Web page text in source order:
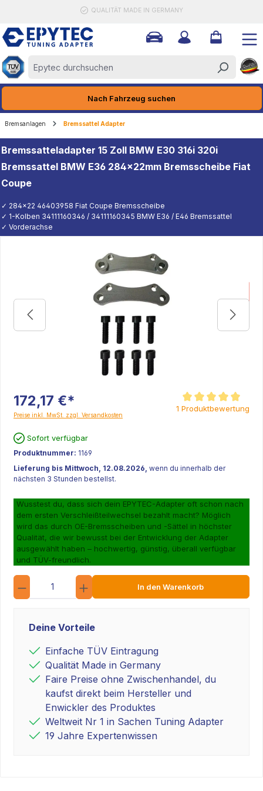
QUALITÄT MADE IN GERMANY
Nach Fahrzeug suchen
Bremsanlagen Bremssattel Adapter
Bremssatteladapter 15 Zoll BMW E30 316i 320i
Bremssattel BMW E36 284x22mm Bremsscheibe Fiat
Coupe
✓ 284x22 46403958 Fiat Coupe Bremsscheibe
✓ 1-Kolben 34111160346 / 34111160345 BMW E36 / E46 Bremssattel
✓ Vorderachse
172,17 €*
Preise inkl. MwSt. zzgl. Versandkosten
Durchschnittliche
1 Produktbewertung
Sofort verfügbar
Produktnummer: 1169
Lieferung bis Mittwoch, 12.08.2026, wenn du innerhalb der
nächsten 3 Stunden bestellst.
Wusstest du, dass sich dein EPYTEC-Adapter oft schon nach
dem ersten Verschleißteilwechsel bezahlt macht? Möglich
wird das durch OE-Bremsscheiben und -Sättel in höchster
Qualität, die wir bewusst bei der Entwicklung der Adapter
ausgewählt haben – hochwertig, günstig, überall verfügbar
und TÜV-freundlich.
Anzahl
In den Warenkorb
Deine Vorteile
Einfache TÜV Eintragung
Qualität Made in Germany
Faire Preise ohne Zwischenhandel, du
kaufst direkt beim Hersteller und
Enwickler des Produktes
Weltweit Nr 1 in Sachen Tuning Adapter
19 Jahre Expertenwissen